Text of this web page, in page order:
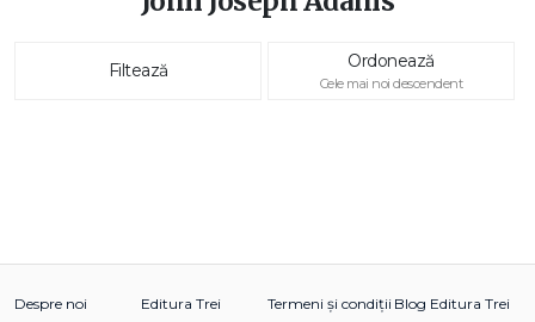
Filtează Ordonează
Cele mai noi descendent
Despre noi
Editura Trei
Termeni și condiții Blog Editura Trei